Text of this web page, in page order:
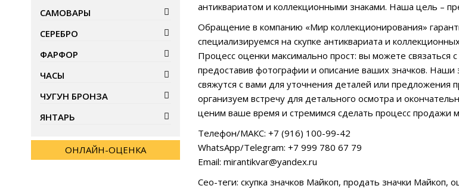
антиквариатом и коллекционными знаками. Наша цель –
Обращение в компанию «Мир коллекционирования»
специализируемся на скупке антиквариата и
Процесс оценки максимально прост: вы можете
предоставив фотографии и описание ваших значков.
свяжутся с вами для уточнения деталей или
организуем встречу для детального осмотра и
ценим ваше время и стремимся сделать процесс продажи
Телефон/МАКС: +7 (916) 100-99-42
WhatsApp/Telegram: +7 999 780 67 79
Email: mirantikvar@yandex.ru
Сео-теги: скупка значков Майкоп, продать значки
САМОВАРЫ
СЕРЕБРО
ФАРФОР
ЧАСЫ
ЧУГУН БРОНЗА
ЯНТАРЬ
ОНЛАЙН-ОЦЕНКА